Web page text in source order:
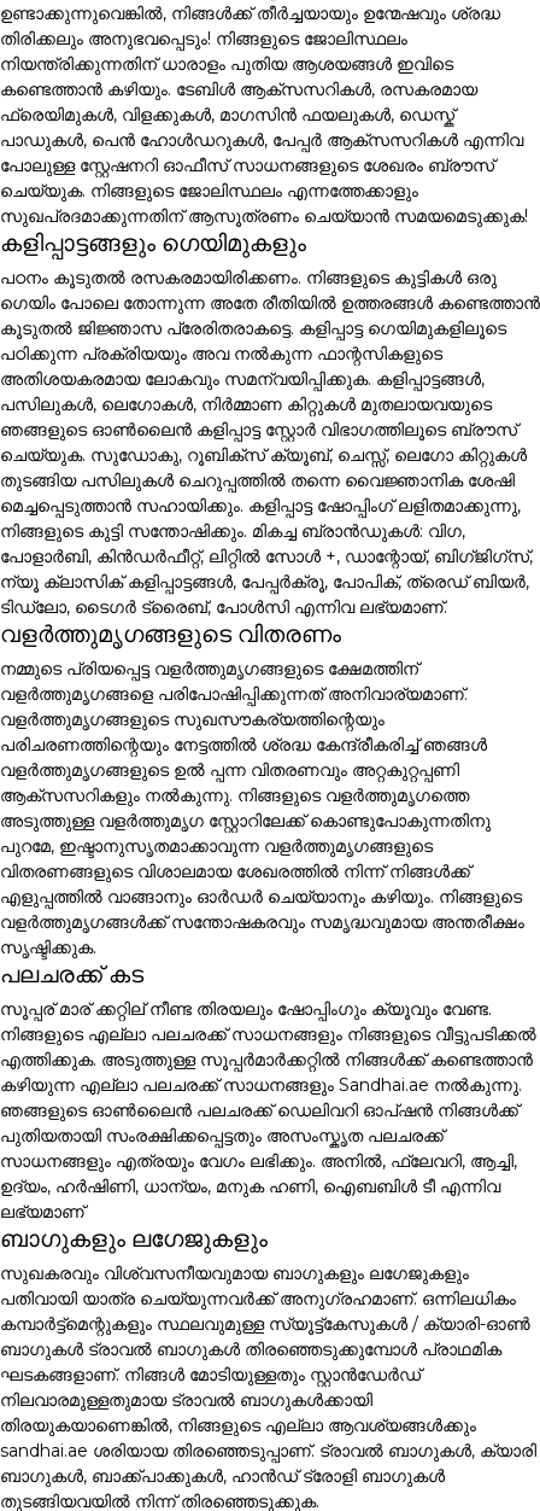
ഉണ്ടാക്കുന്നുവെങ്കിൽ, നിങ്ങൾക്ക് തീർച്ചയായും ഉന്മേഷവും ശ്രദ്ധ
തിരിക്കലും അനുഭവപ്പെടും! നിങ്ങളുടെ ജോലിസ്ഥലം
നിയന്ത്രിക്കുന്നതിന് ധാരാളം പുതിയ ആശയങ്ങൾ ഇവിടെ
കണ്ടെത്താൻ കഴിയും. ടേബിൾ ആക്സസറികൾ, രസകരമായ
ഫ്രെയിമുകൾ, വിളക്കുകൾ, മാഗസിൻ ഫയലുകൾ, ഡെസ്ക്
പാഡുകൾ, പെൻ ഹോൾഡറുകൾ, പേപ്പർ ആക്സസറികൾ എന്നിവ
പോലുള്ള സ്റ്റേഷനറി ഓഫീസ് സാധനങ്ങളുടെ ശേഖരം ബ്രൗസ്
ചെയ്യുക. നിങ്ങളുടെ ജോലിസ്ഥലം എന്നത്തേക്കാളും
സുഖപ്രദമാക്കുന്നതിന് ആസൂത്രണം ചെയ്യാൻ സമയമെടുക്കുക!
കളിപ്പാട്ടങ്ങളും ഗെയിമുകളും
പഠനം കൂടുതൽ രസകരമായിരിക്കണം. നിങ്ങളുടെ കുട്ടികൾ ഒരു
ഗെയിം പോലെ തോന്നുന്ന അതേ രീതിയിൽ ഉത്തരങ്ങൾ കണ്ടെത്താൻ
കൂടുതൽ ജിജ്ഞാസ പ്രേരിതരാകട്ടെ. കളിപ്പാട്ട ഗെയിമുകളിലൂടെ
പഠിക്കുന്ന പ്രക്രിയയും അവ നൽകുന്ന ഫാന്റസികളുടെ
അതിശയകരമായ ലോകവും സമന്വയിപ്പിക്കുക. കളിപ്പാട്ടങ്ങൾ,
പസിലുകൾ, ലെഗോകൾ, നിർമ്മാണ കിറ്റുകൾ മുതലായവയുടെ
ഞങ്ങളുടെ ഓൺലൈൻ കളിപ്പാട്ട സ്റ്റോർ വിഭാഗത്തിലൂടെ ബ്രൗസ്
ചെയ്യുക. സുഡോകു, റൂബിക്സ് ക്യൂബ്, ചെസ്സ്, ലെഗോ കിറ്റുകൾ
തുടങ്ങിയ പസിലുകൾ ചെറുപ്പത്തിൽ തന്നെ വൈജ്ഞാനിക ശേഷി
മെച്ചപ്പെടുത്താൻ സഹായിക്കും. കളിപ്പാട്ട ഷോപ്പിംഗ് ലളിതമാക്കുന്നു,
നിങ്ങളുടെ കുട്ടി സന്തോഷിക്കും. മികച്ച ബ്രാൻഡുകൾ: വിഗ,
പോളാർബി, കിൻഡർഫീറ്റ്, ലിറ്റിൽ സോൾ +, ഡാന്റോയ്, ബിഗ്ജിഗ്സ്,
ന്യൂ ക്ലാസിക് കളിപ്പാട്ടങ്ങൾ, പേപ്പർക്രൂ, പോപിക്, ത്രെഡ് ബിയർ,
ടിഡ്ലോ, ടൈഗർ ട്രൈബ്, പോൾസി എന്നിവ ലഭ്യമാണ്.
വളർത്തുമൃഗങ്ങളുടെ വിതരണം
നമ്മുടെ പ്രിയപ്പെട്ട വളർത്തുമൃഗങ്ങളുടെ ക്ഷേമത്തിന്
വളർത്തുമൃഗങ്ങളെ പരിപോഷിപ്പിക്കുന്നത് അനിവാര്യമാണ്.
വളർത്തുമൃഗങ്ങളുടെ സുഖസൗകര്യത്തിന്റെയും
പരിചരണത്തിന്റെയും നേട്ടത്തിൽ ശ്രദ്ധ കേന്ദ്രീകരിച്ച് ഞങ്ങൾ
വളർത്തുമൃഗങ്ങളുടെ ഉൽ പ്പന്ന വിതരണവും അറ്റകുറ്റപ്പണി
ആക്സസറികളും നൽകുന്നു. നിങ്ങളുടെ വളർത്തുമൃഗത്തെ
അടുത്തുള്ള വളർത്തുമൃഗ സ്റ്റോറിലേക്ക് കൊണ്ടുപോകുന്നതിനു
പുറമേ, ഇഷ്ടാനുസൃതമാക്കാവുന്ന വളർത്തുമൃഗങ്ങളുടെ
വിതരണങ്ങളുടെ വിശാലമായ ശേഖരത്തിൽ നിന്ന് നിങ്ങൾക്ക്
എളുപ്പത്തിൽ വാങ്ങാനും ഓർഡർ ചെയ്യാനും കഴിയും. നിങ്ങളുടെ
വളർത്തുമൃഗങ്ങൾക്ക് സന്തോഷകരവും സമൃദ്ധവുമായ അന്തരീക്ഷം
സൃഷ്ടിക്കുക.
പലചരക്ക് കട
സൂപ്പര് മാര് ക്കറ്റില് നീണ്ട തിരയലും ഷോപ്പിംഗും ക്യൂവും വേണ്ട.
നിങ്ങളുടെ എല്ലാ പലചരക്ക് സാധനങ്ങളും നിങ്ങളുടെ വീട്ടുപടിക്കൽ
എത്തിക്കുക. അടുത്തുള്ള സൂപ്പർമാർക്കറ്റിൽ നിങ്ങൾക്ക് കണ്ടെത്താൻ
കഴിയുന്ന എല്ലാ പലചരക്ക് സാധനങ്ങളും Sandhai.ae നൽകുന്നു.
ഞങ്ങളുടെ ഓൺലൈൻ പലചരക്ക് ഡെലിവറി ഓപ്ഷൻ നിങ്ങൾക്ക്
പുതിയതായി സംരക്ഷിക്കപ്പെട്ടതും അസംസ്കൃത പലചരക്ക്
സാധനങ്ങളും എത്രയും വേഗം ലഭിക്കും. അനിൽ, ഫ്ലേവറി, ആച്ചി,
ഉദ്യം, ഹർഷിണി, ധാന്യം, മനുക ഹണി, ഐബബിൾ ടീ എന്നിവ
ലഭ്യമാണ്
ബാഗുകളും ലഗേജുകളും
സുഖകരവും വിശ്വസനീയവുമായ ബാഗുകളും ലഗേജുകളും
പതിവായി യാത്ര ചെയ്യുന്നവർക്ക് അനുഗ്രഹമാണ്. ഒന്നിലധികം
കമ്പാർട്ട്മെന്റുകളും സ്ഥലവുമുള്ള സ്യൂട്ട്കേസുകൾ / ക്യാരി-ഓൺ
ബാഗുകൾ ട്രാവൽ ബാഗുകൾ തിരഞ്ഞെടുക്കുമ്പോൾ പ്രാഥമിക
ഘടകങ്ങളാണ്. നിങ്ങൾ മോടിയുള്ളതും സ്റ്റാൻഡേർഡ്
നിലവാരമുള്ളതുമായ ട്രാവൽ ബാഗുകൾക്കായി
തിരയുകയാണെങ്കിൽ, നിങ്ങളുടെ എല്ലാ ആവശ്യങ്ങൾക്കും
sandhai.ae ശരിയായ തിരഞ്ഞെടുപ്പാണ്. ട്രാവൽ ബാഗുകൾ, ക്യാരി
ബാഗുകൾ, ബാക്ക്പാക്കുകൾ, ഹാൻഡ് ട്രോളി ബാഗുകൾ
തുടങ്ങിയവയിൽ നിന്ന് തിരഞ്ഞെടുക്കുക.